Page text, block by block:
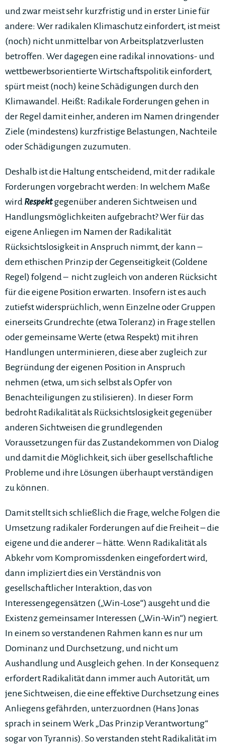
und zwar meist sehr kurzfristig und in erster Linie für
andere: Wer radikalen Klimaschutz einfordert, ist meist
(noch) nicht unmittelbar von Arbeitsplatzverlusten
betroffen. Wer dagegen eine radikal innovations- und
wettbewerbsorientierte Wirtschaftspolitik einfordert,
spürt meist (noch) keine Schädigungen durch den
Klimawandel. Heißt: Radikale Forderungen gehen in
der Regel damit einher, anderen im Namen dringender
Ziele (mindestens) kurzfristige Belastungen, Nachteile
oder Schädigungen zuzumuten.
Deshalb ist die Haltung entscheidend, mit der radikale
Forderungen vorgebracht werden: In welchem Maße
wird Respektgegenüber anderen Sichtweisen und
Handlungsmöglichkeiten aufgebracht? Wer für das
eigene Anliegen im Namen der Radikalität
Rücksichtslosigkeit in Anspruch nimmt, der kann –
dem ethischen Prinzip der Gegenseitigkeit (Goldene
Regel) folgend – nicht zugleich von anderen Rücksicht
für die eigene Position erwarten. Insofern ist es auch
zutiefst widersprüchlich, wenn Einzelne oder Gruppen
einerseits Grundrechte (etwa Toleranz) in Frage stellen
oder gemeinsame Werte (etwa Respekt) mit ihren
Handlungen unterminieren, diese aber zugleich zur
Begründung der eigenen Position in Anspruch
nehmen (etwa, um sich selbst als Opfer von
Benachteiligungen zu stilisieren). In dieser Form
bedroht Radikalität als Rücksichtslosigkeit gegenüber
anderen Sichtweisen die grundlegenden
Voraussetzungen für das Zustandekommen von Dialog
und damit die Möglichkeit, sich über gesellschaftliche
Probleme und ihre Lösungen überhaupt verständigen
zu können.
Damit stellt sich schließlich die Frage, welche Folgen die
Umsetzung radikaler Forderungen auf die Freiheit – die
eigene und die anderer – hätte. Wenn Radikalität als
Abkehr vom Kompromissdenken eingefordert wird,
dann impliziert dies ein Verständnis von
gesellschaftlicher Interaktion, das von
Interessengegensätzen („Win-Lose“) ausgeht und die
Existenz gemeinsamer Interessen („Win-Win“) negiert.
In einem so verstandenen Rahmen kann es nur um
Dominanz und Durchsetzung, und nicht um
Aushandlung und Ausgleich gehen. In der Konsequenz
erfordert Radikalität dann immer auch Autorität, um
jene Sichtweisen, die eine effektive Durchsetzung eines
Anliegens gefährden, unterzuordnen (Hans Jonas
sprach in seinem Werk „Das Prinzip Verantwortung“
sogar von Tyrannis). So verstanden steht Radikalität im